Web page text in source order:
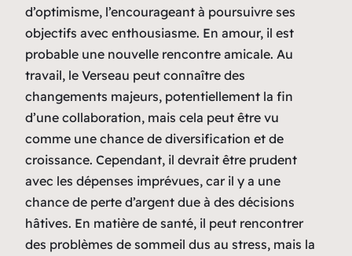
d’optimisme, l’encourageant à poursuivre ses
objectifs avec enthousiasme. En amour, il est
probable une nouvelle rencontre amicale. Au
travail, le Verseau peut connaître des
changements majeurs, potentiellement la fin
d’une collaboration, mais cela peut être vu
comme une chance de diversification et de
croissance. Cependant, il devrait être prudent
avec les dépenses imprévues, car il y a une
chance de perte d’argent due à des décisions
hâtives. En matière de santé, il peut rencontrer
des problèmes de sommeil dus au stress, mais la